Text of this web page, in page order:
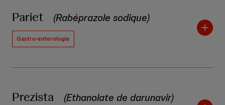
Pariet (Rabéprazole sodique)
Gastro-enterologie
Prezista (Ethanolate de darunavir)